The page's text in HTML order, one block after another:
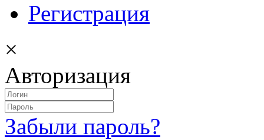
Регистрация
×
Авторизация
Забыли пароль?